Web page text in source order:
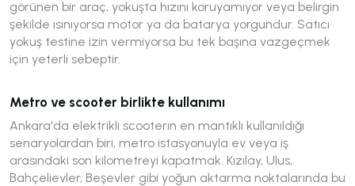
görünen bir araç, yokuşta hızını koruyamıyor veya belirgin
şekilde ısınıyorsa motor ya da batarya yorgundur. Satıcı
yokuş testine izin vermiyorsa bu tek başına vazgeçmek
için yeterli sebeptir.
Metro ve scooter birlikte kullanımı
Ankara'da elektrikli scooterın en mantıklı kullanıldığı
senaryolardan biri, metro istasyonuyla ev veya iş
arasındaki son kilometreyi kapatmak. Kızılay, Ulus,
Bahçelievler, Beşevler gibi yoğun aktarma noktalarında bu